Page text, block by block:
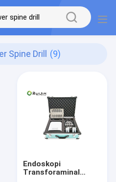
Spine Drill (9)
Endoskopi
Transforaminal